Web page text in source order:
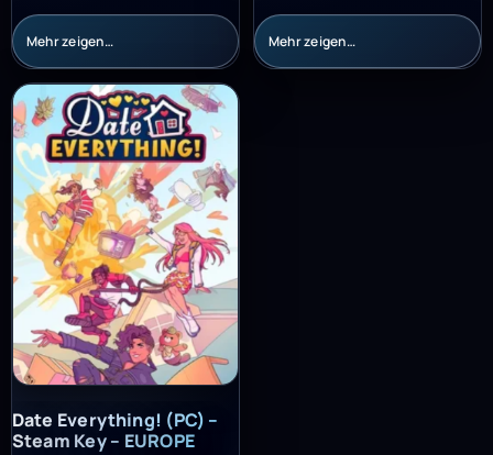
Mehr zeigen… Mehr zeigen…
Date Everything! (PC) – Steam Key – EUROPE
Date Everything! (PC) –
Steam Key – EUROPE